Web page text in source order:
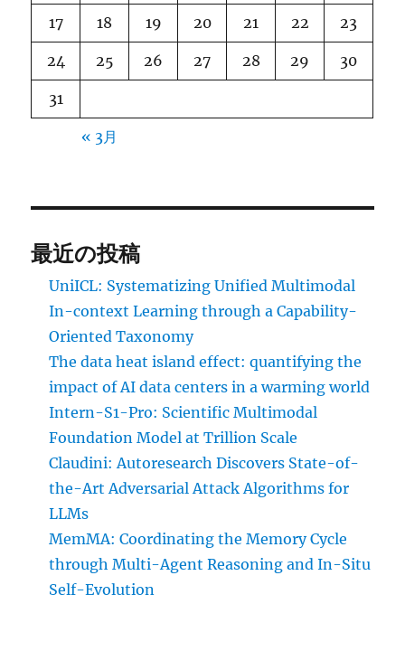
17 18 19 20 21 22 23
24 25 26 27 28 29 30
31
« 3月
最近の投稿
UniICL: Systematizing Unified Multimodal
In-context Learning through a Capability-
Oriented Taxonomy
The data heat island effect: quantifying the
impact of AI data centers in a warming world
Intern-S1-Pro: Scientific Multimodal
Foundation Model at Trillion Scale
Claudini: Autoresearch Discovers State-of-
the-Art Adversarial Attack Algorithms for
LLMs
MemMA: Coordinating the Memory Cycle
through Multi-Agent Reasoning and In-Situ
Self-Evolution